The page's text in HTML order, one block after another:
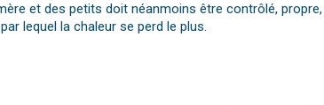
et des petits doit néanmoins être contrôlé, propre,
lequel la chaleur se perd le plus.